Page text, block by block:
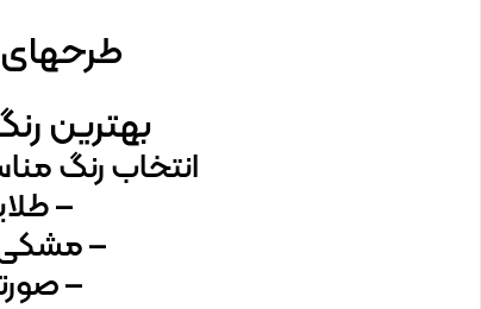
طرحهای
بهترین
انتخاب رنگ
–
–
–